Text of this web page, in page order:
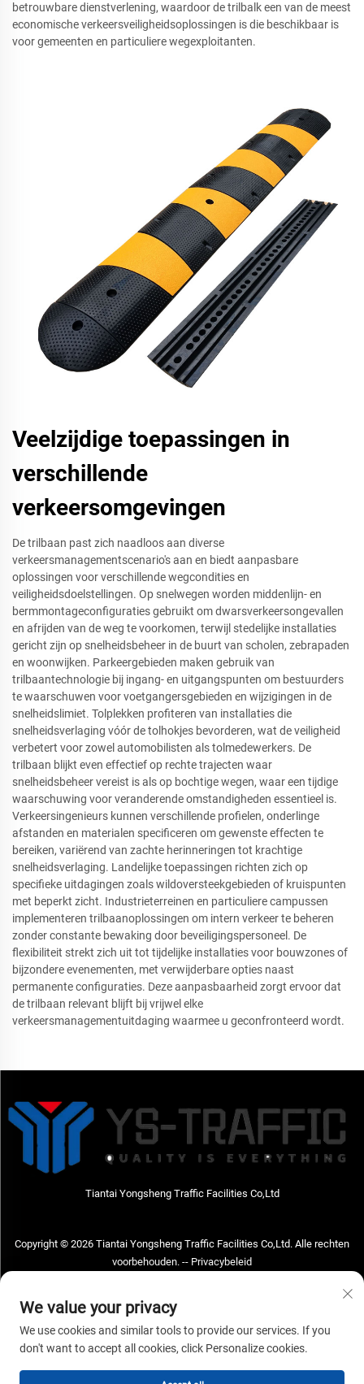
betrouwbare dienstverlening, waardoor de trilbalk een van de meest
economische verkeersveiligheidsoplossingen is die beschikbaar is
voor gemeenten en particuliere wegexploitanten.
Veelzijdige toepassingen in
verschillende
verkeersomgevingen
De trilbaan past zich naadloos aan diverse
verkeersmanagementscenario's aan en biedt aanpasbare
oplossingen voor verschillende wegcondities en
veiligheidsdoelstellingen. Op snelwegen worden middenlijn- en
bermmontageconfiguraties gebruikt om dwarsverkeersongevallen
en afrijden van de weg te voorkomen, terwijl stedelijke installaties
gericht zijn op snelheidsbeheer in de buurt van scholen, zebrapaden
en woonwijken. Parkeergebieden maken gebruik van
trilbaantechnologie bij ingang- en uitgangspunten om bestuurders
te waarschuwen voor voetgangersgebieden en wijzigingen in de
snelheidslimiet. Tolplekken profiteren van installaties die
snelheidsverlaging vóór de tolhokjes bevorderen, wat de veiligheid
verbetert voor zowel automobilisten als tolmedewerkers. De
trilbaan blijkt even effectief op rechte trajecten waar
snelheidsbeheer vereist is als op bochtige wegen, waar een tijdige
waarschuwing voor veranderende omstandigheden essentieel is.
Verkeersingenieurs kunnen verschillende profielen, onderlinge
afstanden en materialen specificeren om gewenste effecten te
bereiken, variërend van zachte herinneringen tot krachtige
snelheidsverlaging. Landelijke toepassingen richten zich op
specifieke uitdagingen zoals wildoversteekgebieden of kruispunten
met beperkt zicht. Industrieterreinen en particuliere campussen
implementeren trilbaanoplossingen om intern verkeer te beheren
zonder constante bewaking door beveiligingspersoneel. De
flexibiliteit strekt zich uit tot tijdelijke installaties voor bouwzones of
bijzondere evenementen, met verwijderbare opties naast
permanente configuraties. Deze aanpasbaarheid zorgt ervoor dat
de trilbaan relevant blijft bij vrijwel elke
verkeersmanagementuitdaging waarmee u geconfronteerd wordt.
Tiantai Yongsheng Traffic Facilities Co,Ltd
Copyright © 2026 Tiantai Yongsheng Traffic Facilities Co,Ltd. Alle rechten
voorbehouden. -- Privacybeleid
Address: Tiantai Yongsheng Traffic Facilities Co,Ltd Adres; No.73 Hongchou
West Road, Hongchou town, Tiantai county, Taizhou City, Zhejiang Provice,
We value your privacy
We use cookies and similar tools to provide our services. If you
don't want to accept all cookies, click Personalize cookies.